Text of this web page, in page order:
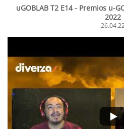
uGOBLAB T2 E14 - Premios u-
2022